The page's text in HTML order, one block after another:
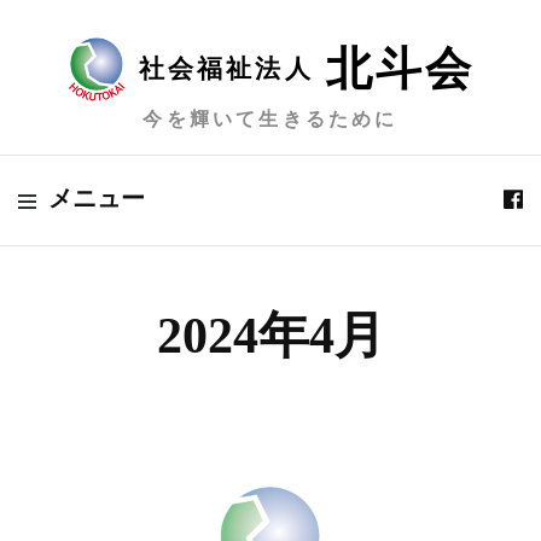
社会福祉法人 北斗会
今を輝いて生きるために
メニュー
2024年4月